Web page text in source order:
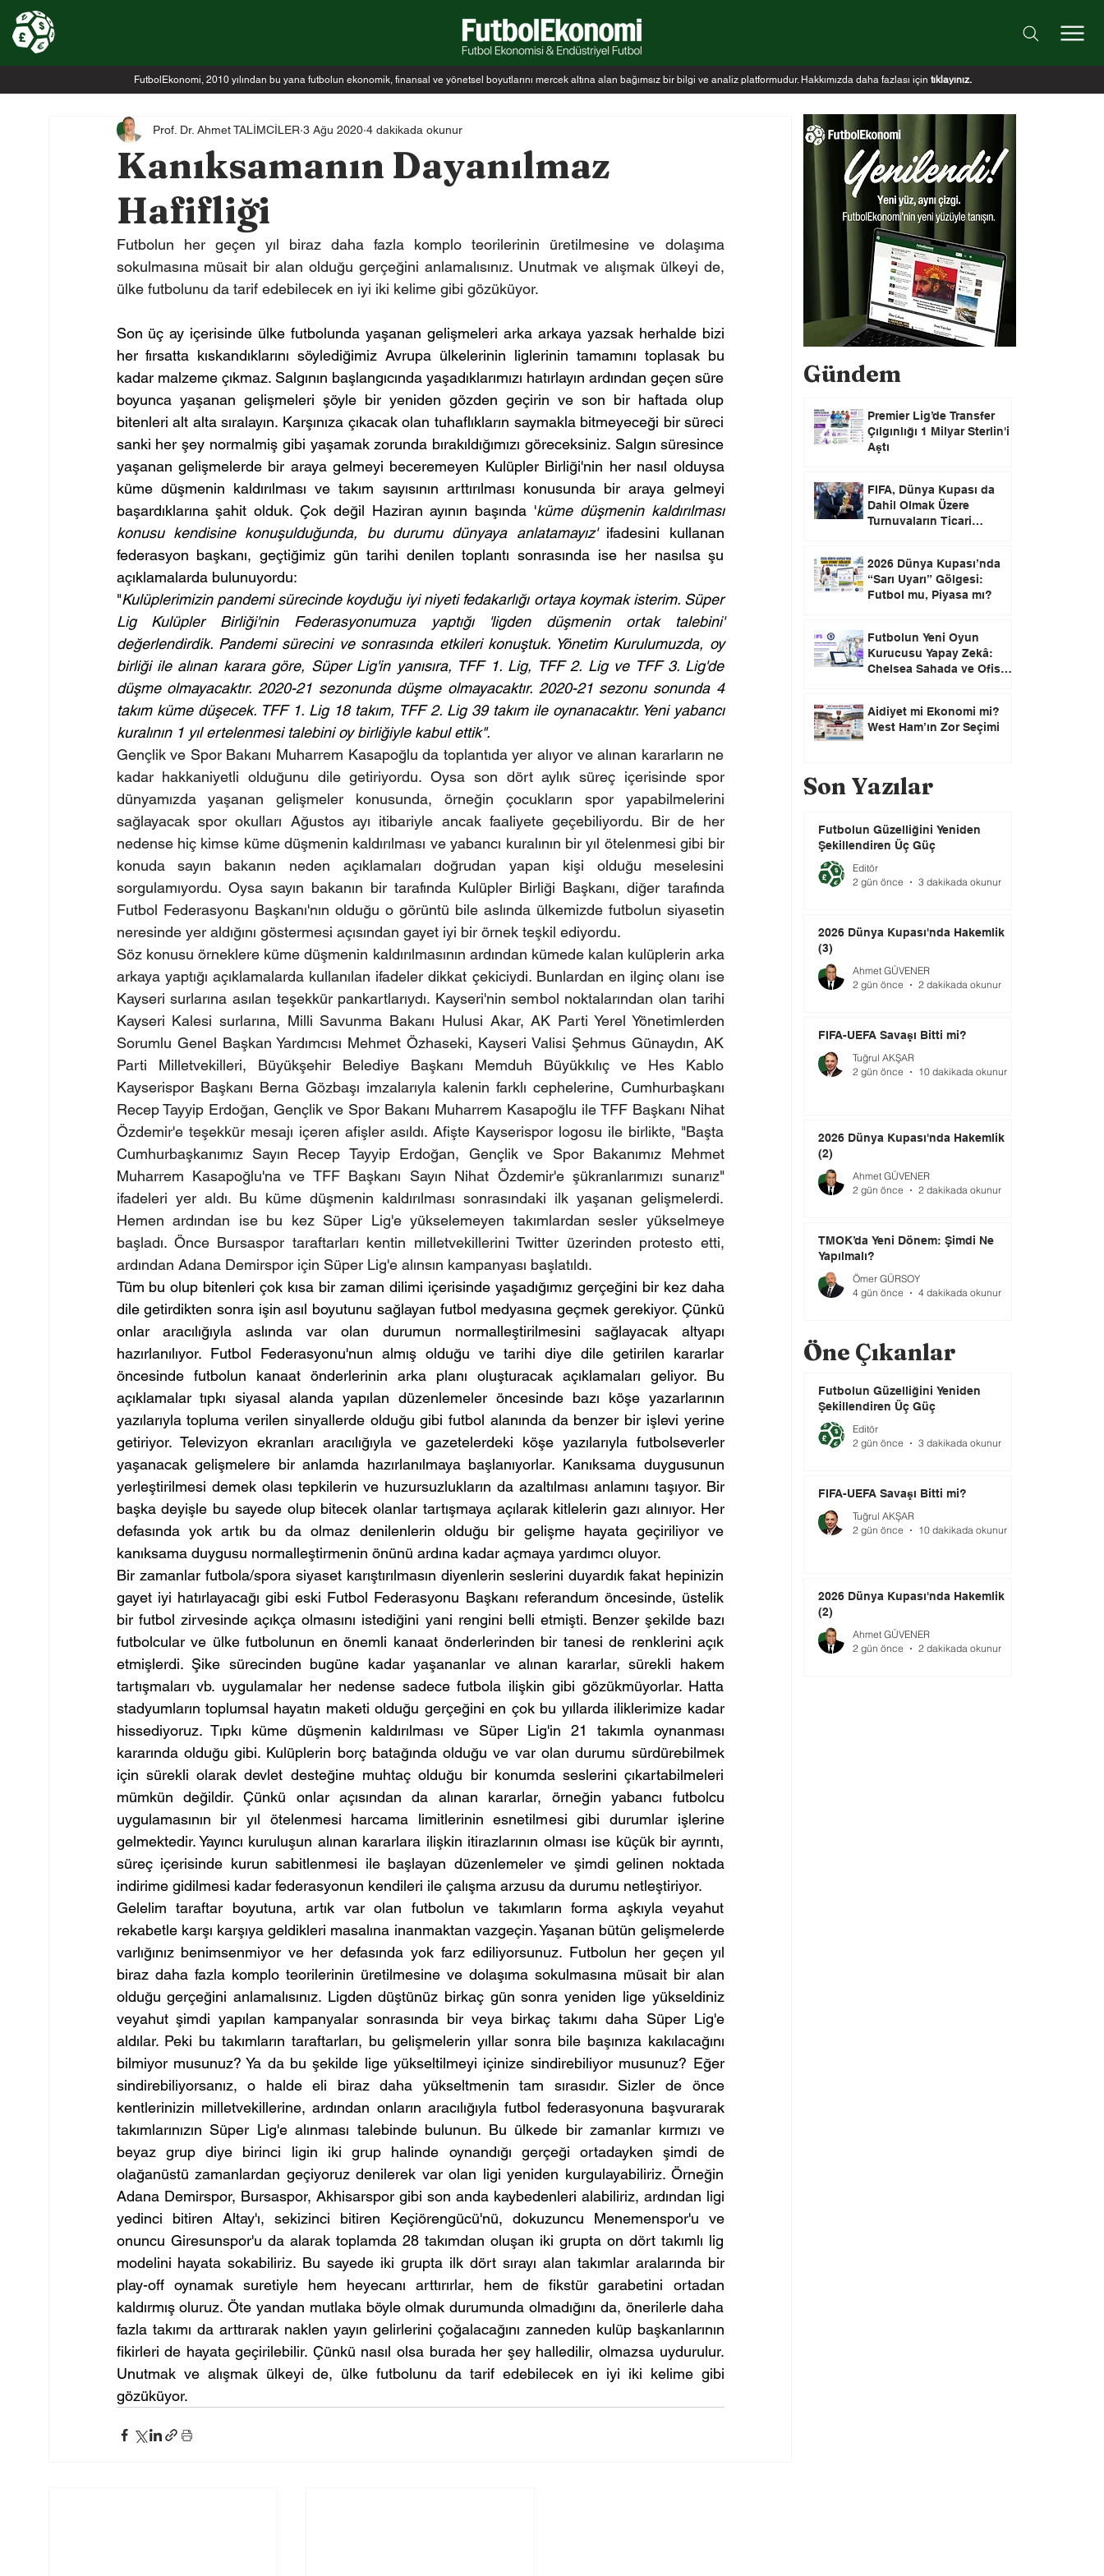
FutbolEkonomi, 2010 yılından bu yana futbolun ekonomik, finansal ve yönetsel boyutlarını mercek altına alan bağımsız bir bilgi ve analiz platformudur. Hakkımızda daha fazlası için tıklayınız.
Kanıksamanın Dayanılmaz
Hafifliği
Prof. Dr. Ahmet TALİMCİLER 3 Ağu 2020 4 dakikada okunur
Futbolun her geçen yıl biraz daha fazla komplo teorilerinin üretilmesine ve dolaşıma
sokulmasına müsait bir alan olduğu gerçeğini anlamalısınız. Unutmak ve alışmak ülkeyi de,
ülke futbolunu da tarif edebilecek en iyi iki kelime gibi gözüküyor.
Son üç ay içerisinde ülke futbolunda yaşanan gelişmeleri arka arkaya yazsak herhalde bizi
her fırsatta kıskandıklarını söylediğimiz Avrupa ülkelerinin liglerinin tamamını toplasak bu
kadar malzeme çıkmaz. Salgının başlangıcında yaşadıklarımızı hatırlayın ardından geçen süre
boyunca yaşanan gelişmeleri şöyle bir yeniden gözden geçirin ve son bir haftada olup
bitenleri alt alta sıralayın. Karşınıza çıkacak olan tuhaflıkların saymakla bitmeyeceği bir süreci
sanki her şey normalmiş gibi yaşamak zorunda bırakıldığımızı göreceksiniz. Salgın süresince
yaşanan gelişmelerde bir araya gelmeyi beceremeyen Kulüpler Birliği'nin her nasıl olduysa
küme düşmenin kaldırılması ve takım sayısının arttırılması konusunda bir araya gelmeyi
başardıklarına şahit olduk. Çok değil Haziran ayının başında 'küme düşmenin kaldırılması
konusu kendisine konuşulduğunda, bu durumu dünyaya anlatamayız' ifadesini kullanan
federasyon başkanı, geçtiğimiz gün tarihi denilen toplantı sonrasında ise her nasılsa şu
açıklamalarda bulunuyordu:
"Kulüplerimizin pandemi sürecinde koyduğu iyi niyeti fedakarlığı ortaya koymak isterim. Süper
Lig Kulüpler Birliği'nin Federasyonumuza yaptığı 'ligden düşmenin ortak talebini'
değerlendirdik. Pandemi sürecini ve sonrasında etkileri konuştuk. Yönetim Kurulumuzda, oy
birliği ile alınan karara göre, Süper Lig'in yanısıra, TFF 1. Lig, TFF 2. Lig ve TFF 3. Lig'de
düşme olmayacaktır. 2020-21 sezonunda düşme olmayacaktır. 2020-21 sezonu sonunda 4
takım küme düşecek. TFF 1. Lig 18 takım, TFF 2. Lig 39 takım ile oynanacaktır. Yeni yabancı
kuralının 1 yıl ertelenmesi talebini oy birliğiyle kabul ettik".
Gençlik ve Spor Bakanı Muharrem Kasapoğlu da toplantıda yer alıyor ve alınan kararların ne
kadar hakkaniyetli olduğunu dile getiriyordu. Oysa son dört aylık süreç içerisinde spor
dünyamızda yaşanan gelişmeler konusunda, örneğin çocukların spor yapabilmelerini
sağlayacak spor okulları Ağustos ayı itibariyle ancak faaliyete geçebiliyordu. Bir de her
nedense hiç kimse küme düşmenin kaldırılması ve yabancı kuralının bir yıl ötelenmesi gibi bir
konuda sayın bakanın neden açıklamaları doğrudan yapan kişi olduğu meselesini
sorgulamıyordu. Oysa sayın bakanın bir tarafında Kulüpler Birliği Başkanı, diğer tarafında
Futbol Federasyonu Başkanı'nın olduğu o görüntü bile aslında ülkemizde futbolun siyasetin
neresinde yer aldığını göstermesi açısından gayet iyi bir örnek teşkil ediyordu.
Söz konusu örneklere küme düşmenin kaldırılmasının ardından kümede kalan kulüplerin arka
arkaya yaptığı açıklamalarda kullanılan ifadeler dikkat çekiciydi. Bunlardan en ilginç olanı ise
Kayseri surlarına asılan teşekkür pankartlarıydı. Kayseri'nin sembol noktalarından olan tarihi
Kayseri Kalesi surlarına, Milli Savunma Bakanı Hulusi Akar, AK Parti Yerel Yönetimlerden
Sorumlu Genel Başkan Yardımcısı Mehmet Özhaseki, Kayseri Valisi Şehmus Günaydın, AK
Parti Milletvekilleri, Büyükşehir Belediye Başkanı Memduh Büyükkılıç ve Hes Kablo
Kayserispor Başkanı Berna Gözbaşı imzalarıyla kalenin farklı cephelerine, Cumhurbaşkanı
Recep Tayyip Erdoğan, Gençlik ve Spor Bakanı Muharrem Kasapoğlu ile TFF Başkanı Nihat
Özdemir'e teşekkür mesajı içeren afişler asıldı. Afişte Kayserispor logosu ile birlikte, "Başta
Cumhurbaşkanımız Sayın Recep Tayyip Erdoğan, Gençlik ve Spor Bakanımız Mehmet
Muharrem Kasapoğlu'na ve TFF Başkanı Sayın Nihat Özdemir'e şükranlarımızı sunarız"
ifadeleri yer aldı. Bu küme düşmenin kaldırılması sonrasındaki ilk yaşanan gelişmelerdi.
Hemen ardından ise bu kez Süper Lig'e yükselemeyen takımlardan sesler yükselmeye
başladı. Önce Bursaspor taraftarları kentin milletvekillerini Twitter üzerinden protesto etti,
ardından Adana Demirspor için Süper Lig'e alınsın kampanyası başlatıldı.
Tüm bu olup bitenleri çok kısa bir zaman dilimi içerisinde yaşadığımız gerçeğini bir kez daha
dile getirdikten sonra işin asıl boyutunu sağlayan futbol medyasına geçmek gerekiyor. Çünkü
onlar aracılığıyla aslında var olan durumun normalleştirilmesini sağlayacak altyapı
hazırlanılıyor. Futbol Federasyonu'nun almış olduğu ve tarihi diye dile getirilen kararlar
öncesinde futbolun kanaat önderlerinin arka planı oluşturacak açıklamaları geliyor. Bu
açıklamalar tıpkı siyasal alanda yapılan düzenlemeler öncesinde bazı köşe yazarlarının
yazılarıyla topluma verilen sinyallerde olduğu gibi futbol alanında da benzer bir işlevi yerine
getiriyor. Televizyon ekranları aracılığıyla ve gazetelerdeki köşe yazılarıyla futbolseverler
yaşanacak gelişmelere bir anlamda hazırlanılmaya başlanıyorlar. Kanıksama duygusunun
yerleştirilmesi demek olası tepkilerin ve huzursuzlukların da azaltılması anlamını taşıyor. Bir
başka deyişle bu sayede olup bitecek olanlar tartışmaya açılarak kitlelerin gazı alınıyor. Her
defasında yok artık bu da olmaz denilenlerin olduğu bir gelişme hayata geçiriliyor ve
kanıksama duygusu normalleştirmenin önünü ardına kadar açmaya yardımcı oluyor.
Bir zamanlar futbola/spora siyaset karıştırılmasın diyenlerin seslerini duyardık fakat hepinizin
gayet iyi hatırlayacağı gibi eski Futbol Federasyonu Başkanı referandum öncesinde, üstelik
bir futbol zirvesinde açıkça olmasını istediğini yani rengini belli etmişti. Benzer şekilde bazı
futbolcular ve ülke futbolunun en önemli kanaat önderlerinden bir tanesi de renklerini açık
etmişlerdi. Şike sürecinden bugüne kadar yaşananlar ve alınan kararlar, sürekli hakem
tartışmaları vb. uygulamalar her nedense sadece futbola ilişkin gibi gözükmüyorlar. Hatta
stadyumların toplumsal hayatın maketi olduğu gerçeğini en çok bu yıllarda iliklerimize kadar
hissediyoruz. Tıpkı küme düşmenin kaldırılması ve Süper Lig'in 21 takımla oynanması
kararında olduğu gibi. Kulüplerin borç batağında olduğu ve var olan durumu sürdürebilmek
için sürekli olarak devlet desteğine muhtaç olduğu bir konumda seslerini çıkartabilmeleri
mümkün değildir. Çünkü onlar açısından da alınan kararlar, örneğin yabancı futbolcu
uygulamasının bir yıl ötelenmesi harcama limitlerinin esnetilmesi gibi durumlar işlerine
gelmektedir. Yayıncı kuruluşun alınan kararlara ilişkin itirazlarının olması ise küçük bir ayrıntı,
süreç içerisinde kurun sabitlenmesi ile başlayan düzenlemeler ve şimdi gelinen noktada
indirime gidilmesi kadar federasyonun kendileri ile çalışma arzusu da durumu netleştiriyor.
Gelelim taraftar boyutuna, artık var olan futbolun ve takımların forma aşkıyla veyahut
rekabetle karşı karşıya geldikleri masalına inanmaktan vazgeçin. Yaşanan bütün gelişmelerde
varlığınız benimsenmiyor ve her defasında yok farz ediliyorsunuz. Futbolun her geçen yıl
biraz daha fazla komplo teorilerinin üretilmesine ve dolaşıma sokulmasına müsait bir alan
olduğu gerçeğini anlamalısınız. Ligden düştünüz birkaç gün sonra yeniden lige yükseldiniz
veyahut şimdi yapılan kampanyalar sonrasında bir veya birkaç takımı daha Süper Lig'e
aldılar. Peki bu takımların taraftarları, bu gelişmelerin yıllar sonra bile başınıza kakılacağını
bilmiyor musunuz? Ya da bu şekilde lige yükseltilmeyi içinize sindirebiliyor musunuz? Eğer
sindirebiliyorsanız, o halde eli biraz daha yükseltmenin tam sırasıdır. Sizler de önce
kentlerinizin milletvekillerine, ardından onların aracılığıyla futbol federasyonuna başvurarak
takımlarınızın Süper Lig'e alınması talebinde bulunun. Bu ülkede bir zamanlar kırmızı ve
beyaz grup diye birinci ligin iki grup halinde oynandığı gerçeği ortadayken şimdi de
olağanüstü zamanlardan geçiyoruz denilerek var olan ligi yeniden kurgulayabiliriz. Örneğin
Adana Demirspor, Bursaspor, Akhisarspor gibi son anda kaybedenleri alabiliriz, ardından ligi
yedinci bitiren Altay'ı, sekizinci bitiren Keçiörengücü'nü, dokuzuncu Menemenspor'u ve
onuncu Giresunspor'u da alarak toplamda 28 takımdan oluşan iki grupta on dört takımlı lig
modelini hayata sokabiliriz. Bu sayede iki grupta ilk dört sırayı alan takımlar aralarında bir
play-off oynamak suretiyle hem heyecanı arttırırlar, hem de fikstür garabetini ortadan
kaldırmış oluruz. Öte yandan mutlaka böyle olmak durumunda olmadığını da, önerilerle daha
fazla takımı da arttırarak naklen yayın gelirlerini çoğalacağını zanneden kulüp başkanlarının
fikirleri de hayata geçirilebilir. Çünkü nasıl olsa burada her şey halledilir, olmazsa uydurulur.
Unutmak ve alışmak ülkeyi de, ülke futbolunu da tarif edebilecek en iyi iki kelime gibi
gözüküyor.
Gündem
Premier Lig’de Transfer
Çılgınlığı 1 Milyar Sterlin'i
Aştı
FIFA, Dünya Kupası da
Dahil Olmak Üzere
Turnuvaların Ticari
2026 Dünya Kupası’nda
“Sarı Uyarı” Gölgesi:
Futbol mu, Piyasa mı?
Futbolun Yeni Oyun
Kurucusu Yapay Zekâ:
Chelsea Sahada ve Ofiste
Aidiyet mi Ekonomi mi?
West Ham’ın Zor Seçimi
Son Yazılar
Futbolun Güzelliğini Yeniden
Şekillendiren Üç Güç
Editör
2 gün önce
3 dakikada okunur
2026 Dünya Kupası'nda Hakemlik
(3)
Ahmet GÜVENER
2 gün önce
2 dakikada okunur
FIFA-UEFA Savaşı Bitti mi?
Tuğrul AKŞAR
2 gün önce
10 dakikada okunur
2026 Dünya Kupası'nda Hakemlik
(2)
Ahmet GÜVENER
2 gün önce
2 dakikada okunur
TMOK’da Yeni Dönem: Şimdi Ne
Yapılmalı?
Ömer GÜRSOY
4 gün önce
4 dakikada okunur
Öne Çıkanlar
Futbolun Güzelliğini Yeniden
Şekillendiren Üç Güç
Editör
2 gün önce
3 dakikada okunur
FIFA-UEFA Savaşı Bitti mi?
Tuğrul AKŞAR
2 gün önce
10 dakikada okunur
2026 Dünya Kupası'nda Hakemlik
(2)
Ahmet GÜVENER
2 gün önce
2 dakikada okunur